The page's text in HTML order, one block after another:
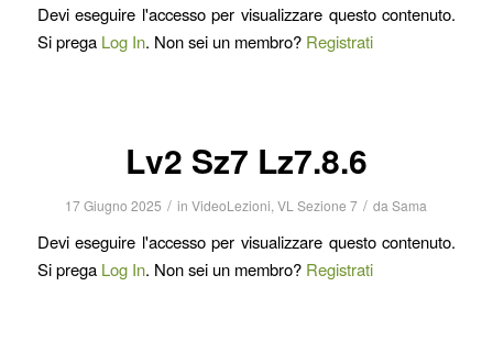
Devi eseguire l'accesso per visualizzare questo contenuto.
Si prega Log In. Non sei un membro? Registrati
Lv2 Sz7 Lz7.8.6
17 Giugno 2025 / inVideoLezioni,VL Sezione 7 / daSama
Devi eseguire l'accesso per visualizzare questo contenuto.
Si prega Log In. Non sei un membro? Registrati